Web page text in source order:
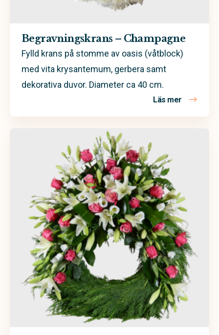
Begravningskrans – Champagne
Fylld krans på stomme av oasis (våtblock)
med vita krysantemum, gerbera samt
dekorativa duvor. Diameter ca 40 cm.
Läs mer om